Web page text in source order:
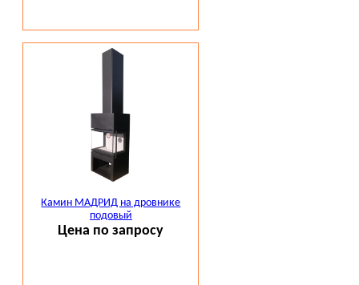
Камин МАДРИД на дровнике
подовый
Цена по запросу